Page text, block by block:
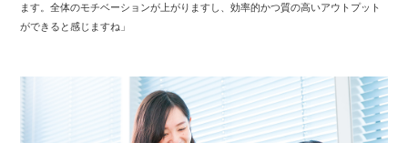
ます。全体のモチベーションが上がりますし、効率的かつ質の高いアウトプット
ができると感じますね」